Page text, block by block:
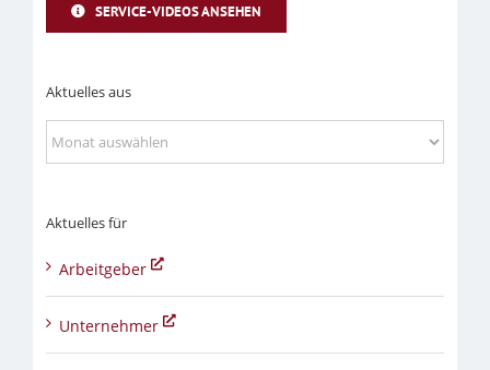
SERVICE-VIDEOS ANSEHEN
Aktuelles aus
Aktuelles
aus
Aktuelles für
Arbeitgeber
Unternehmer